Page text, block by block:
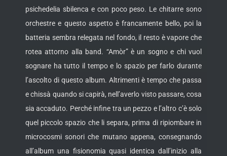
psichedelia sbilenca e con poco peso. Le chitarre sono
orchestre e questo aspetto è francamente bello, poi la
batteria sembra relegata nel fondo, il resto è vapore che
rotea attorno alla band. “Amòr” è un sogno e chi vuol
sognare ha tutto il tempo e lo spazio per farlo durante
l’ascolto di questo album. Altrimenti è tempo che passa
e chissà quando si capirà, nell’averlo visto passare, cosa
sia accaduto. Perché infine tra un pezzo e l’altro c’è solo
quel piccolo spazio che li separa, prima di ripiombare in
microcosmi sonori che mutano appena, consegnando
all’album una fisionomia quasi identica dall’inizio alla